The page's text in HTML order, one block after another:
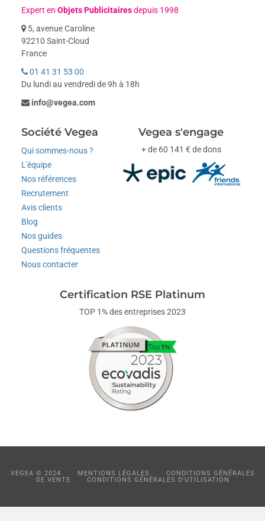
Expert enObjets Publicitairesdepuis 1998
5, avenue Caroline
92210 Saint-Cloud
France
01 41 31 53 00
Du lundi au vendredi de 9h à 18h
info@vegea.com
Société Vegea
Qui sommes-nous ?
L'équipe
Nos références
Recrutement
Avis clients
Blog
Nos guides
Questions fréquentes
Nous contacter
Vegea s'engage
+ de 60 141 € de dons
Certification RSE Platinum
TOP 1% des entreprises 2023
VEGEA © 2024 MENTIONS LÉGALES
CONDITIONS GÉNÉRALES
DE VENTE
CONDITIONS GÉNÉRALES D'UTILISATION